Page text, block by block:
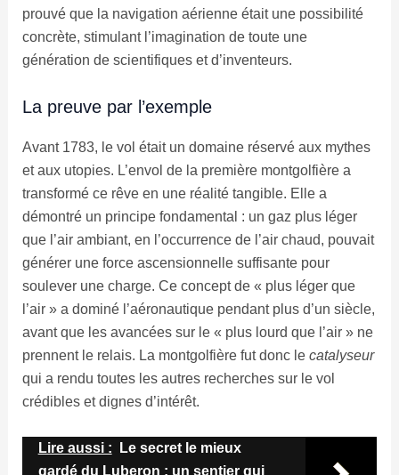
prouvé que la navigation aérienne était une possibilité
concrète, stimulant l’imagination de toute une
génération de scientifiques et d’inventeurs.
La preuve par l’exemple
Avant 1783, le vol était un domaine réservé aux mythes
et aux utopies. L’envol de la première montgolfière a
transformé ce rêve en une réalité tangible. Elle a
démontré un principe fondamental : un gaz plus léger
que l’air ambiant, en l’occurrence de l’air chaud, pouvait
générer une force ascensionnelle suffisante pour
soulever une charge. Ce concept de « plus léger que
l’air » a dominé l’aéronautique pendant plus d’un siècle,
avant que les avancées sur le « plus lourd que l’air » ne
prennent le relais. La montgolfière fut donc le catalyseur
qui a rendu toutes les autres recherches sur le vol
crédibles et dignes d’intérêt.
Lire aussi :
Le secret le mieux
gardé du Luberon : un sentier qui